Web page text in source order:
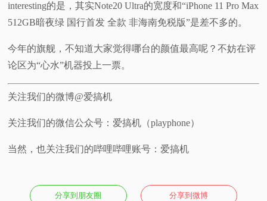
interesting的是，其实Note20 Ultra的宽度和“iPhone 11 Pro Max
512GB暗夜绿 国行首发 全款 非海南免税版”是差不多的。
今年的旗舰，不知道大家觉得哪台的颜值最高呢？不妨在评
论区为“心水”机器投上一票。
关注我们的微博@爱搞机
关注我们的微信公众号：爱搞机（playphone）
当然，也关注我们的哔哩哔哩账号：爱搞机
分享到朋友圈 分享到微博